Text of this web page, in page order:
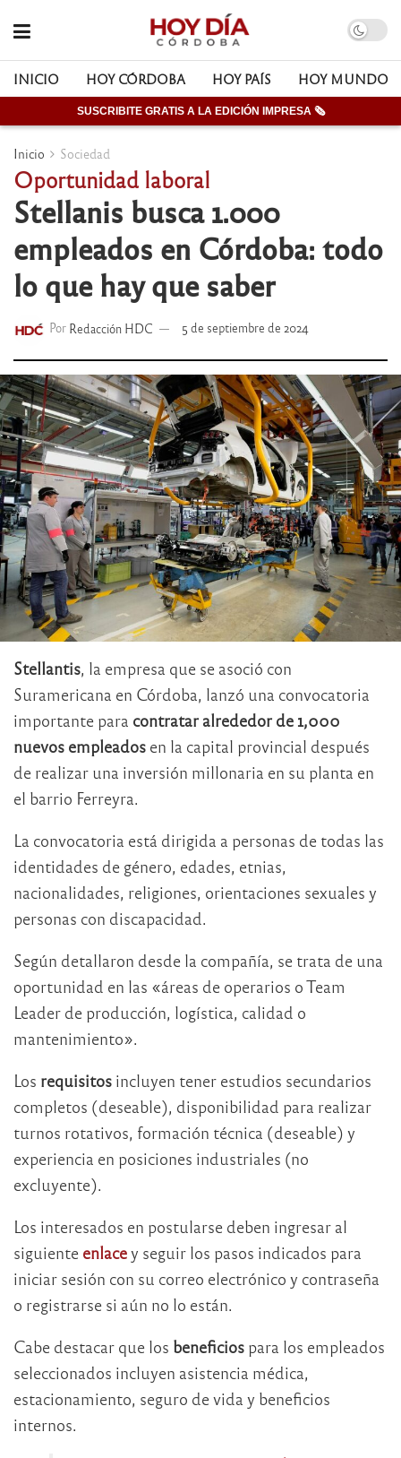
INICIO HOY CÓRDOBA HOY PAÍS HOY MUNDO
SUSCRIBITE GRATIS A LA EDICIÓN IMPRESA 🗞
Inicio Sociedad
Oportunidad laboral
Stellanis busca 1.000
empleados en Córdoba: todo
lo que hay que saber
Por Redacción HDC 5 de septiembre de 2024
Stellantis, la empresa que se asoció con
Suramericana en Córdoba, lanzó una convocatoria
importante para contratar alrededor de 1,000
nuevos empleados en la capital provincial después
de realizar una inversión millonaria en su planta en
el barrio Ferreyra.
La convocatoria está dirigida a personas de todas las
identidades de género, edades, etnias,
nacionalidades, religiones, orientaciones sexuales y
personas con discapacidad.
Según detallaron desde la compañía, se trata de una
oportunidad en las «áreas de operarios o Team
Leader de producción, logística, calidad o
mantenimiento».
Los requisitos incluyen tener estudios secundarios
completos (deseable), disponibilidad para realizar
turnos rotativos, formación técnica (deseable) y
experiencia en posiciones industriales (no
excluyente).
Los interesados en postularse deben ingresar al
siguiente enlacey seguir los pasos indicados para
iniciar sesión con su correo electrónico y contraseña
o registrarse si aún no lo están.
Cabe destacar que los beneficios para los empleados
seleccionados incluyen asistencia médica,
estacionamiento, seguro de vida y beneficios
internos.